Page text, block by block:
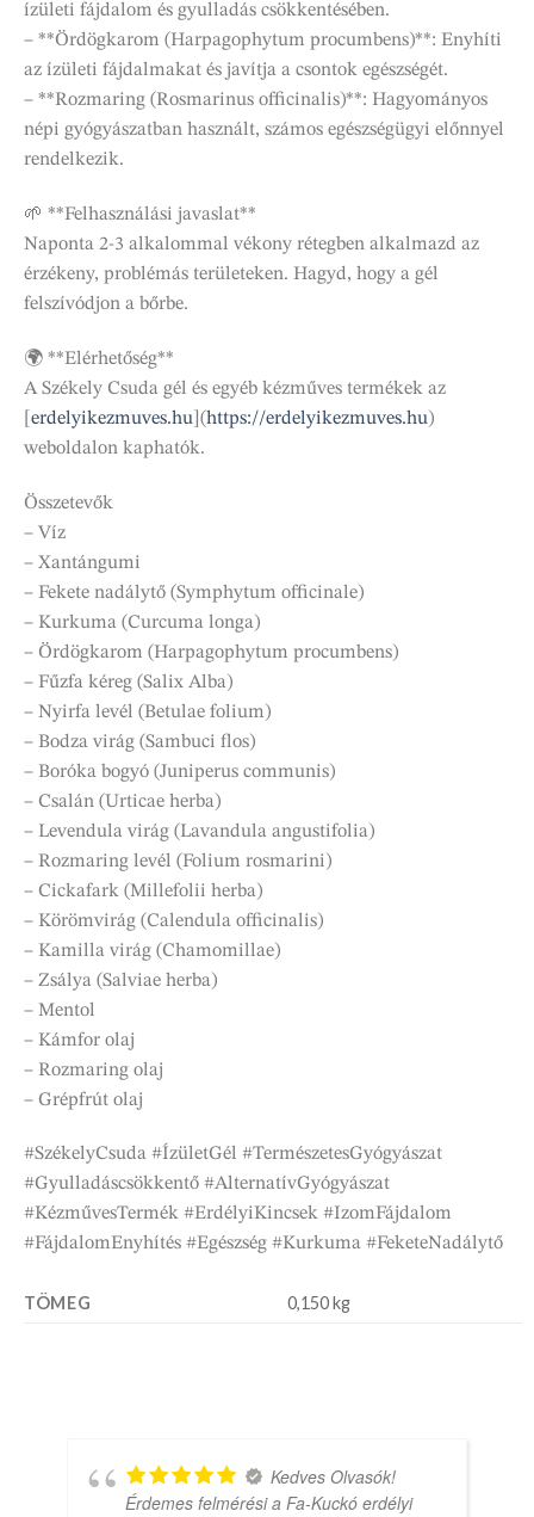
ízületi fájdalom és gyulladás csökkentésében.
– **Ördögkarom (Harpagophytum procumbens)**: Enyhíti
az ízületi fájdalmakat és javítja a csontok egészségét.
– **Rozmaring (Rosmarinus officinalis)**: Hagyományos
népi gyógyászatban használt, számos egészségügyi előnnyel
rendelkezik.
🌱 **Felhasználási javaslat**
Naponta 2-3 alkalommal vékony rétegben alkalmazd az
érzékeny, problémás területeken. Hagyd, hogy a gél
felszívódjon a bőrbe.
🌍 **Elérhetőség**
A Székely Csuda gél és egyéb kézműves termékek az
erdelyikezmuves.hu ](https://erdelyikezmuves.hu)
weboldalon kaphatók.
Összetevők
– Víz
– Xantángumi
– Fekete nadálytő (Symphytum officinale)
– Kurkuma (Curcuma longa)
– Ördögkarom (Harpagophytum procumbens)
– Fűzfa kéreg (Salix Alba)
– Nyirfa levél (Betulae folium)
– Bodza virág (Sambuci flos)
– Boróka bogyó (Juniperus communis)
– Csalán (Urticae herba)
– Levendula virág (Lavandula angustifolia)
– Rozmaring levél (Folium rosmarini)
– Cickafark (Millefolii herba)
– Körömvirág (Calendula officinalis)
– Kamilla virág (Chamomillae)
– Zsálya (Salviae herba)
– Mentol
– Kámfor olaj
– Rozmaring olaj
– Grépfrút olaj
#SzékelyCsuda #ÍzületGél #TermészetesGyógyászat
#Gyulladáscsökkentő #AlternatívGyógyászat
#KézművesTermék #ErdélyiKincsek #IzomFájdalom
#FájdalomEnyhítés #Egészség #Kurkuma #FeketeNadálytő
TÖMEG 0,150 kg
Kedves Olvasók!
Érdemes felmérési a Fa-Kuckó erdélyi